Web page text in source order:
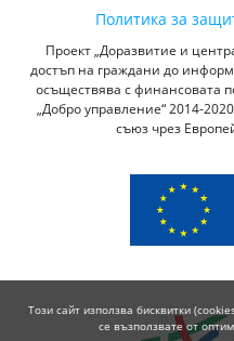
Политика за
Проект „Доразвитие и
достъп на граждани до
осъществява с финансовата
„Добро управление“ 2014-
съюз чрез
Този сайт използва бисквитки
се възползвате от